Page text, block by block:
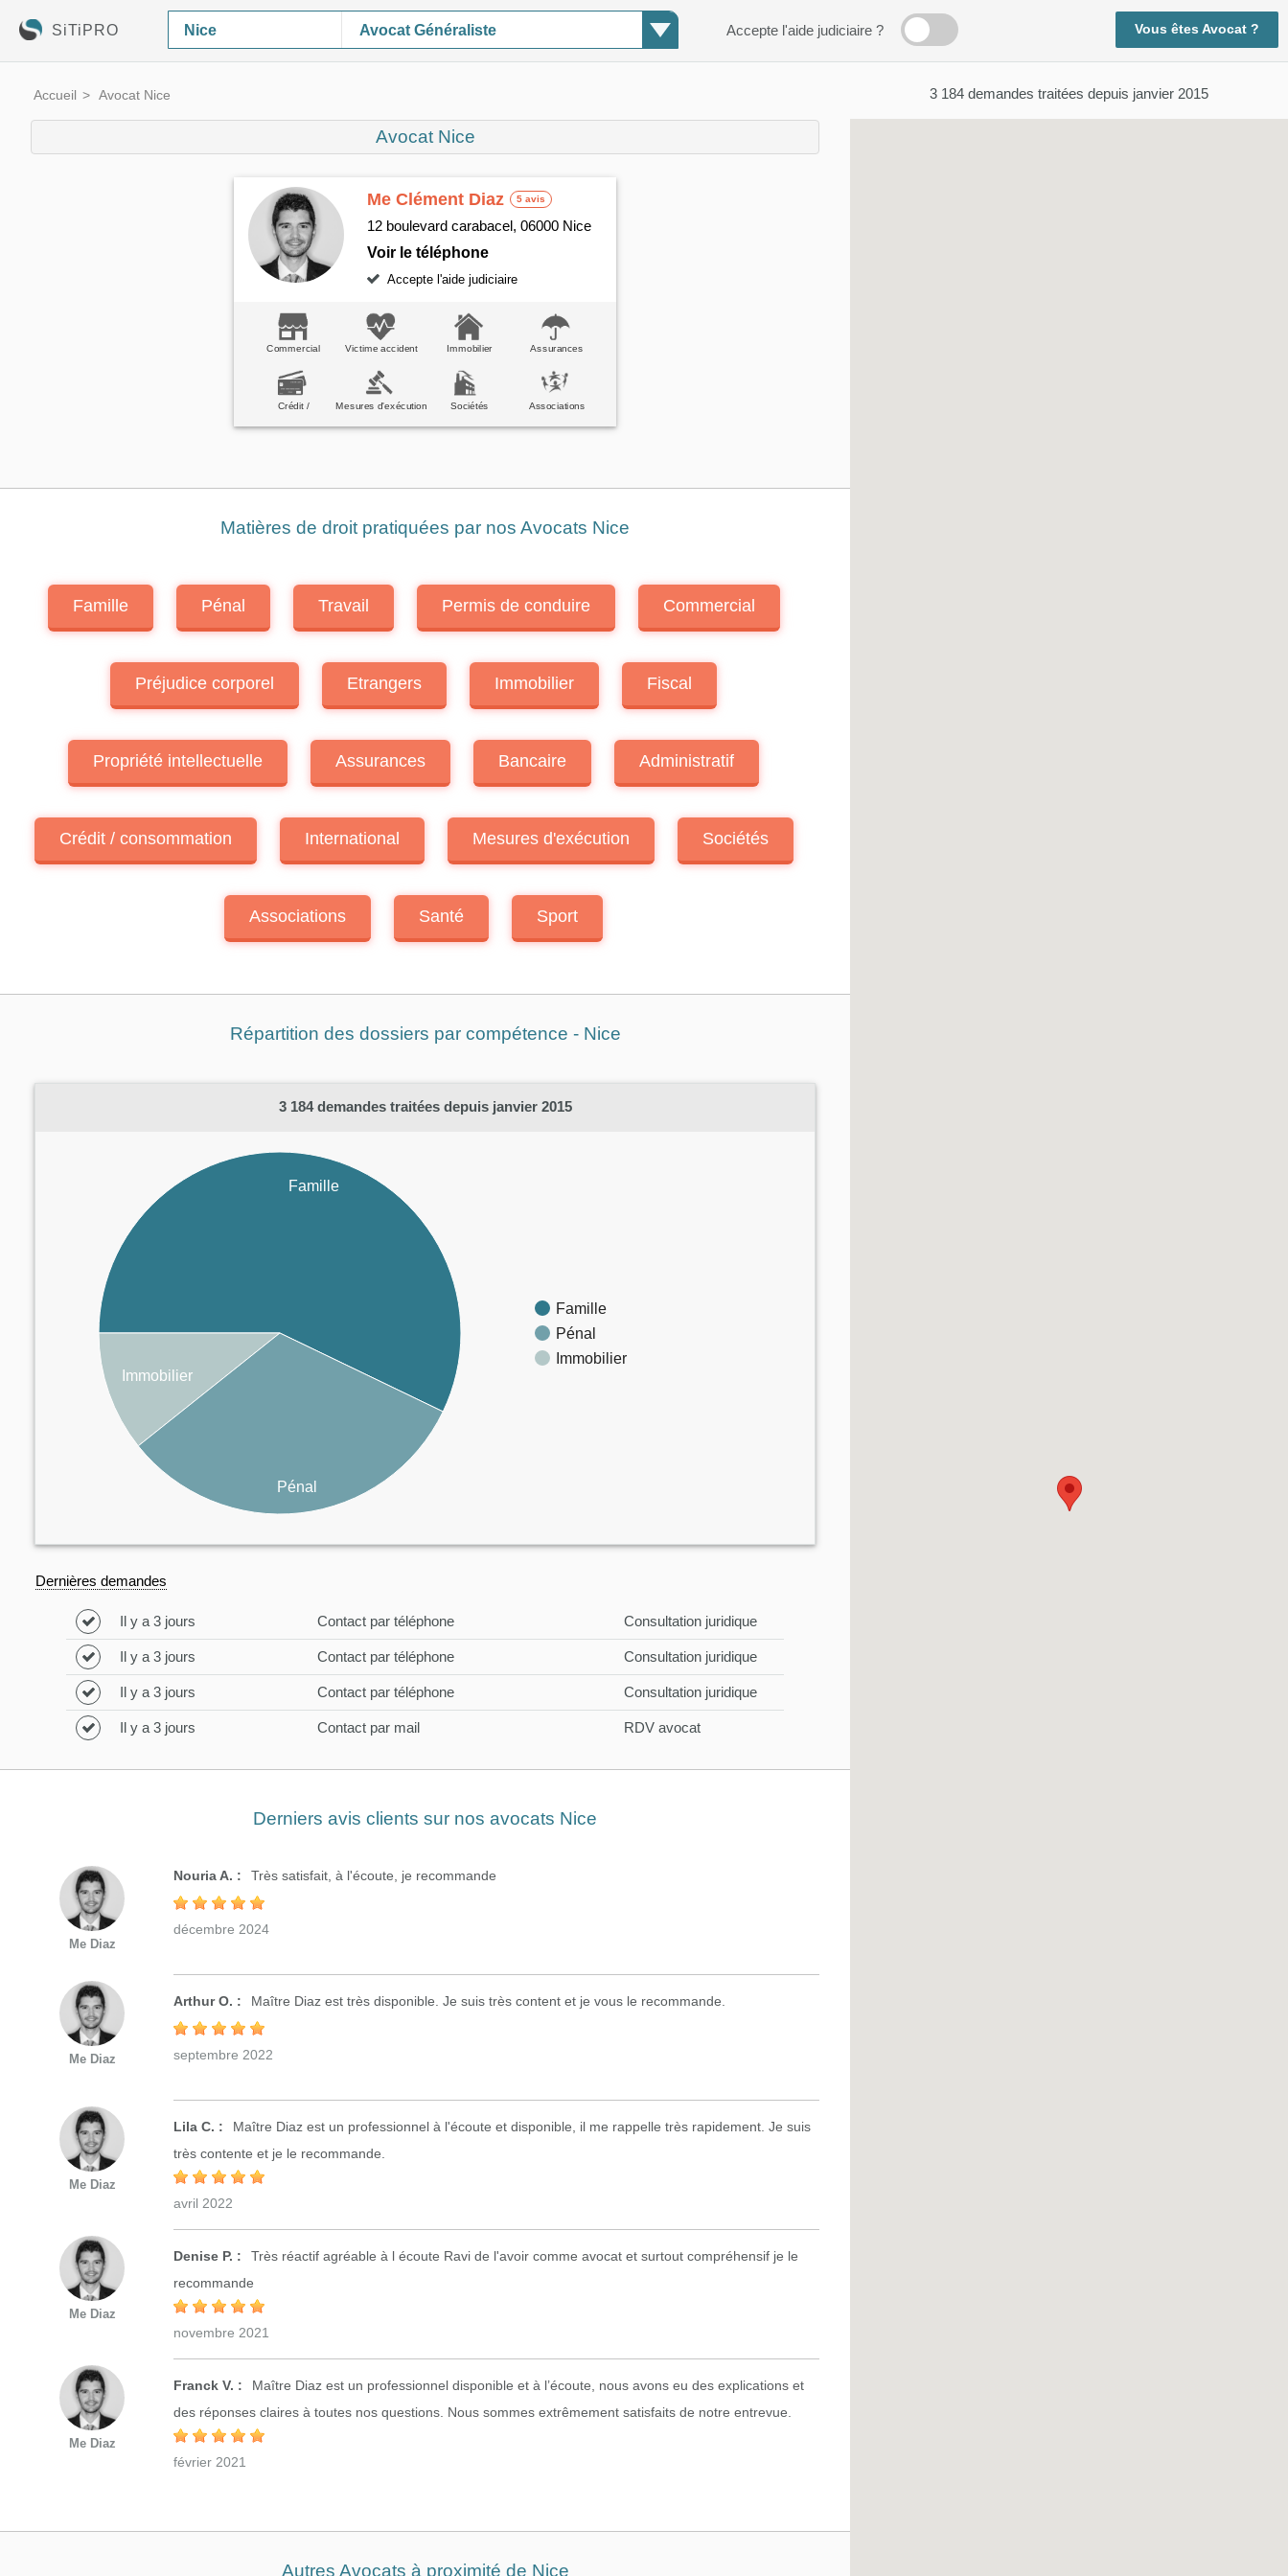
SiTiPRO Avocat Généraliste Accepte l'aide judiciaire ? Vous êtes Avocat ?
Accueil Avocat Nice
Avocat Nice
Me Clément Diaz 5 avis
12 boulevard carabacel, 06000 Nice
Voir le téléphone
Accepte l'aide judiciaire
Commercial Victime accident Immobilier Assurances
Crédit /
Mesures d'exécution Sociétés Associations
Matières de droit pratiquées par nos Avocats Nice
Famille Pénal Travail Permis de conduire Commercial
Préjudice corporel Etrangers Immobilier Fiscal
Propriété intellectuelle Assurances Bancaire Administratif
Crédit / consommation International Mesures d'exécution Sociétés
Associations Santé Sport
Répartition des dossiers par compétence - Nice
3 184demandes traitées depuis janvier 2015
Famille
Pénal
Immobilier
Famille
Immobilier
Pénal
Dernières demandes
Il y a 3 jours Contact par téléphone Consultation juridique
Il y a 3 jours Contact par téléphone Consultation juridique
Il y a 3 jours Contact par téléphone Consultation juridique
Il y a 3 jours Contact par mail RDV avocat
Derniers avis clients sur nos avocats Nice
Me Diaz
Nouria A. : Très satisfait, à l'écoute, je recommande
décembre 2024
Me Diaz
Arthur O. : Maître Diaz est très disponible. Je suis très content et je vous le recommande.
septembre 2022
Me Diaz
Lila C. :
Maître Diaz est un professionnel à l'écoute et disponible, il me rappelle très rapidement. Je suis
très contente et je le recommande.
avril 2022
Me Diaz
Denise P. :
Très réactif agréable à l écoute Ravi de l'avoir comme avocat et surtout compréhensif je le
recommande
novembre 2021
Me Diaz
Franck V. :
Maître Diaz est un professionnel disponible et à l’écoute, nous avons eu des explications et
des réponses claires à toutes nos questions. Nous sommes extrêmement satisfaits de notre entrevue.
février 2021
Autres Avocats à proximité de Nice
3 184 demandes traitées depuis janvier 2015